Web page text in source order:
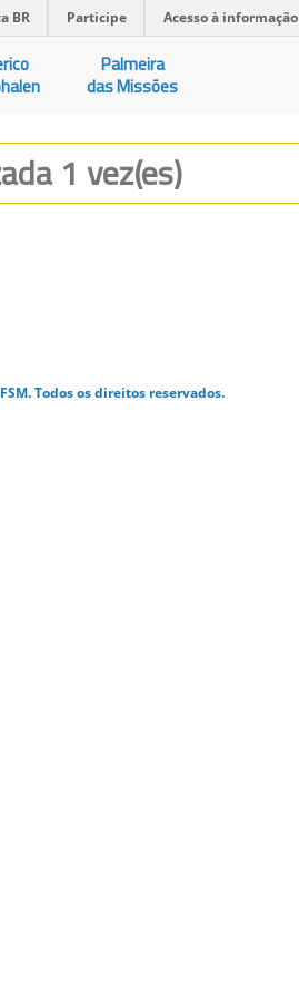
BR Participe Acesso à informação
Palmeira
das Missões
1 vez(es)
Todos os direitos reservados.